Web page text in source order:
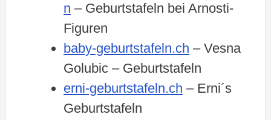
n – Geburtstafeln bei Arnosti-
Figuren
baby-geburtstafeln.ch – Vesna
Golubic – Geburtstafeln
erni-geburtstafeln.ch – Erni´s
Geburtstafeln